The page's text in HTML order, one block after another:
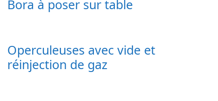
Bora à poser sur table
Operculeuses avec vide et
réinjection de gaz